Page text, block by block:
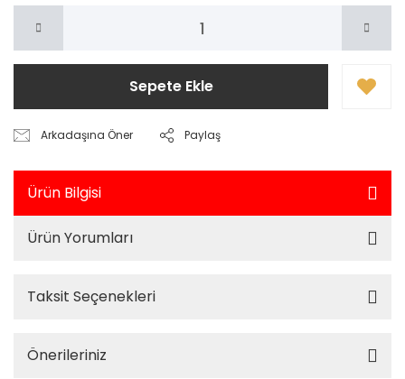
Sepete Ekle
Arkadaşına Öner Paylaş
Ürün Bilgisi
Ürün Yorumları
Taksit Seçenekleri
Önerileriniz